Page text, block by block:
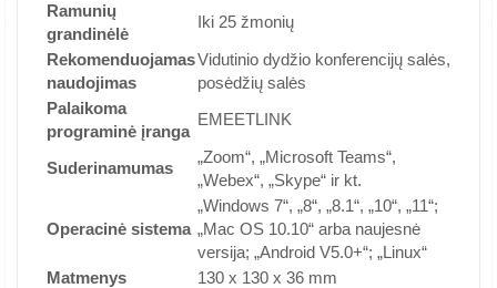
Ramunių
grandinėlė
Iki 25 žmonių
Rekomenduojamas
naudojimas
Vidutinio dydžio konferencijų salės,
posėdžių salės
Palaikoma
programinė įranga
EMEETLINK
Suderinamumas
„Zoom“, „Microsoft Teams“,
„Webex“, „Skype“ ir kt.
Operacinė sistema
„Windows 7“, „8“, „8.1“, „10“, „11“;
„Mac OS 10.10“ arba naujesnė
versija; „Android V5.0+“; „Linux“
Matmenys
130 x 130 x 36 mm